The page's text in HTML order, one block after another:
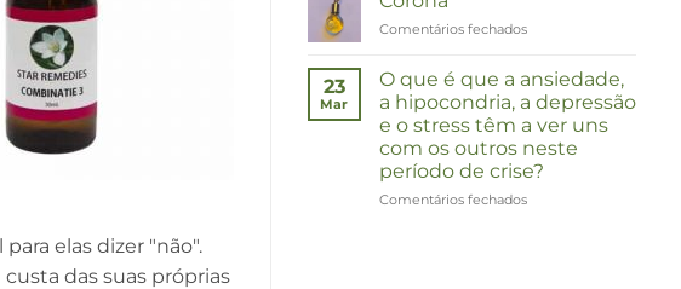
elas dizer "não".
das suas próprias
Comentários fechadosem
23
Mar
O que é que a ansiedade,
a hipocondria, a depressão
e o stress têm a ver uns
com os outros neste
período de crise?
Comentários fechadosem